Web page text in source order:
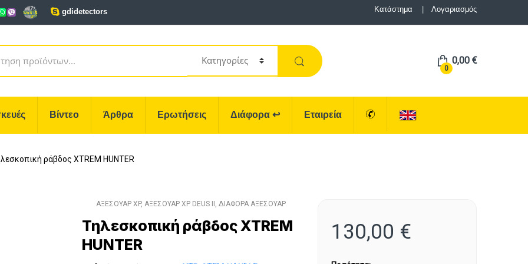
gdidetectors Κατάστημα Λογαριασμός
0
0,00 €
Βίντεο Άρθρα Ερωτήσεις Διάφορα ↩ Εταιρεία
ράβδος XTREM HUNTER
ΑΞΕΣΟΥΑΡ XP, ΑΞΕΣΟΥΑΡ XP DEUS II ΔΙΑΦΟΡΑ ΑΞΕΣΟΥΑΡ
Τηλεσκοπική ράβδος XTREM
HUNTER
130,00 €